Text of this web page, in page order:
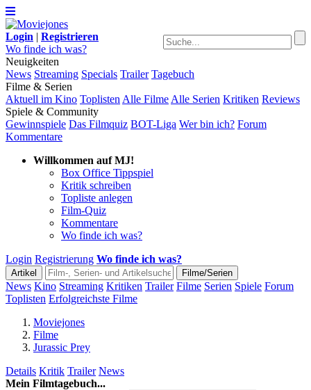
Login | Registrieren
Wo finde ich was?
Neuigkeiten
News Streaming Specials Trailer Tagebuch
Filme & Serien
Aktuell im Kino Toplisten Alle Filme Alle Serien Kritiken Reviews
Spiele & Community
Gewinnspiele Das Filmquiz BOT-Liga Wer bin ich? Forum
Kommentare
Willkommen auf MJ!
Box Office Tippspiel
Kritik schreiben
Topliste anlegen
Film-Quiz
Kommentare
Wo finde ich was?
Login Registrierung Wo finde ich was?
News Kino Streaming Kritiken Trailer Filme Serien Spiele Forum
Toplisten Erfolgreichste Filme
Moviejones
Filme
Jurassic Prey
Details Kritik Trailer News
Mein Filmtagebuch...